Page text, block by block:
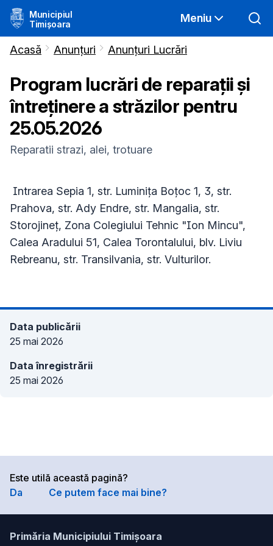
Municipiul
Timișoara
Meniu
Acasă Anunțuri Anunțuri Lucrări
Program lucrări de reparații și
întreținere a străzilor pentru
25.05.2026
Reparatii strazi, alei, trotuare
Intrarea Sepia 1, str. Luminița Boțoc 1, 3, str.
Prahova, str. Ady Endre, str. Mangalia, str.
Storojineț, Zona Colegiului Tehnic "Ion Mincu",
Calea Aradului 51, Calea Torontalului, blv. Liviu
Rebreanu, str. Transilvania, str. Vulturilor.
Data publicării
25 mai 2026
Data înregistrării
25 mai 2026
Este utilă această pagină?
Da
Ce putem face mai bine?
Primăria Municipiului Timișoara